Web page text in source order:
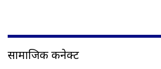
सामाजिक कनेक्ट